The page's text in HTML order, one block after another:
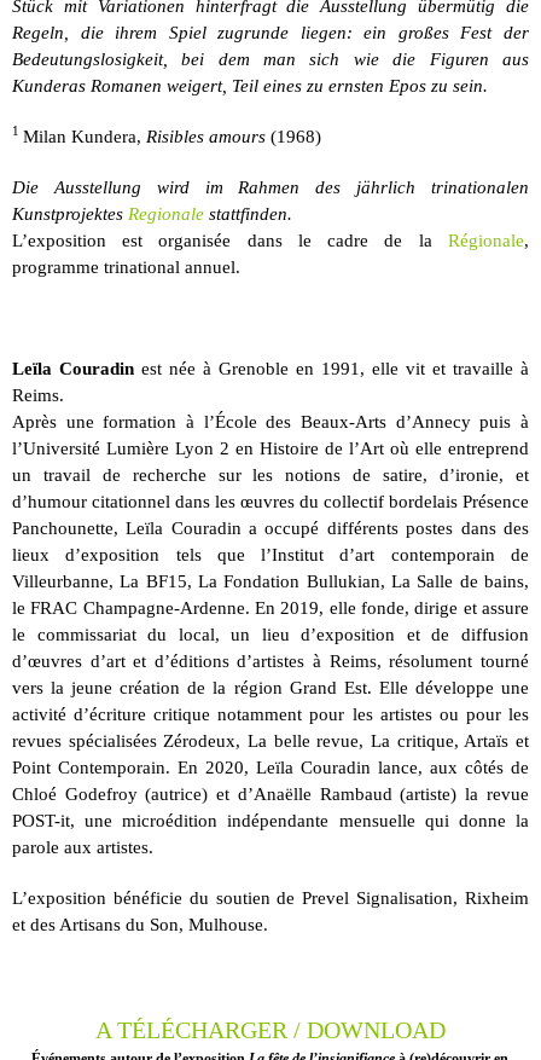
Stück mit Variationen hinterfragt die Ausstellung übermütig die
Regeln, die ihrem Spiel zugrunde liegen: ein großes Fest der
Bedeutungslosigkeit, bei dem man sich wie die Figuren aus
Kunderas Romanen weigert, Teil eines zu ernsten Epos zu sein.
1 Milan Kundera, Risibles amours (1968)
Die Ausstellung wird im Rahmen des jährlich trinationalen
Kunstprojektes Regionale stattfinden.
L’exposition est organisée dans le cadre de la Régionale,
programme trinational annuel.
Leïla Couradin est née à Grenoble en 1991, elle vit et travaille à
Reims.
Après une formation à l’École des Beaux-Arts d’Annecy puis à
l’Université Lumière Lyon 2 en Histoire de l’Art où elle entreprend
un travail de recherche sur les notions de satire, d’ironie, et
d’humour citationnel dans les œuvres du collectif bordelais Présence
Panchounette, Leïla Couradin a occupé différents postes dans des
lieux d’exposition tels que l’Institut d’art contemporain de
Villeurbanne, La BF15, La Fondation Bullukian, La Salle de bains,
le FRAC Champagne-Ardenne. En 2019, elle fonde, dirige et assure
le commissariat du local, un lieu d’exposition et de diffusion
d’œuvres d’art et d’éditions d’artistes à Reims, résolument tourné
vers la jeune création de la région Grand Est. Elle développe une
activité d’écriture critique notamment pour les artistes ou pour les
revues spécialisées Zérodeux, La belle revue, La critique, Artaïs et
Point Contemporain. En 2020, Leïla Couradin lance, aux côtés de
Chloé Godefroy (autrice) et d’Anaëlle Rambaud (artiste) la revue
POST-it, une microédition indépendante mensuelle qui donne la
parole aux artistes.
L’exposition bénéficie du soutien de Prevel Signalisation, Rixheim
et des Artisans du Son, Mulhouse.
A TÉLÉCHARGER / DOWNLOAD